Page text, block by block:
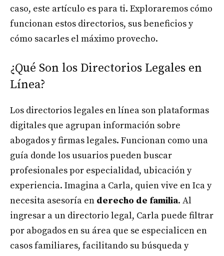
caso, este artículo es para ti. Exploraremos cómo
funcionan estos directorios, sus beneficios y
cómo sacarles el máximo provecho.
¿Qué Son los Directorios Legales en
Línea?
Los directorios legales en línea son plataformas
digitales que agrupan información sobre
abogados y firmas legales. Funcionan como una
guía donde los usuarios pueden buscar
profesionales por especialidad, ubicación y
experiencia. Imagina a Carla, quien vive en Ica y
necesita asesoría en derecho de familia. Al
ingresar a un directorio legal, Carla puede filtrar
por abogados en su área que se especialicen en
casos familiares, facilitando su búsqueda y